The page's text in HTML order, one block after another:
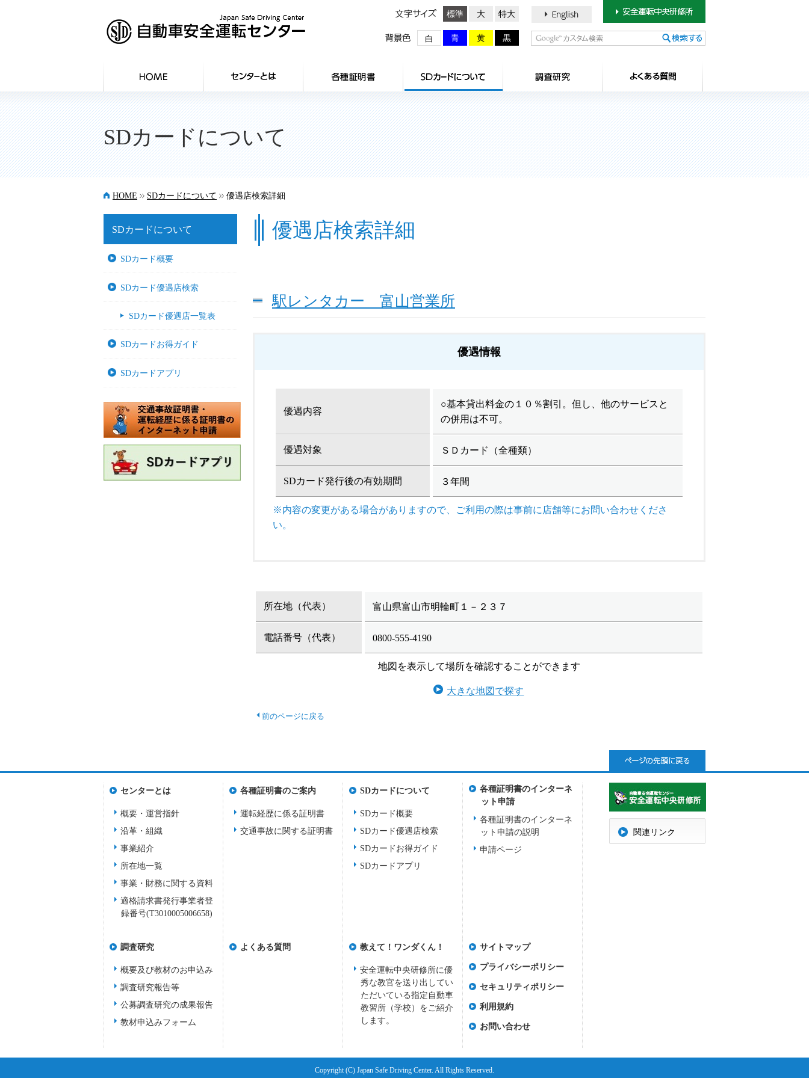
文字サイズ
標準 大 特大
背景色
白 青 黄 黒
SDカードについて
HOME >> SDカードについて >> 優遇店検索詳細
優遇店検索詳細
駅レンタカー 富山営業所
優遇情報
優遇内容
○基本貸出料金の１０％割引。但し、他のサービスと
の併用は不可。
優遇対象 ＳＤカード（全種類）
SDカード発行後の有効期間 ３年間
※内容の変更がある場合がありますので、ご利用の際は事前に店舗等にお問い合わせくださ
い。
所在地（代表） 富山県富山市明輪町１－２３７
電話番号（代表） 0800-555-4190
地図を表示して場所を確認することができます
大きな地図で探す
SDカードについて
SDカード概要
SDカード優遇店検索
SDカード優遇店一覧表
SDカードお得ガイド
SDカードアプリ
センターとは
概要・運営指針
沿革・組織
事業紹介
所在地一覧
事業・財務に関する資料
適格請求書発行事業者登
録番号(T3010005006658)
各種証明書のご案内
運転経歴に係る証明書
交通事故に関する証明書
SDカードについて
SDカード概要
SDカード優遇店検索
SDカードお得ガイド
SDカードアプリ
各種証明書のインターネ
ット申請
各種証明書のインターネ
ット申請の説明
申請ページ
調査研究
概要及び教材のお申込み
調査研究報告等
公募調査研究の成果報告
教材申込みフォーム
よくある質問 教えて！ワンダくん！
安全運転中央研修所に優
秀な教官を送り出してい
ただいている指定自動車
教習所（学校）をご紹介
します。
サイトマップ
プライバシーポリシー
セキュリティポリシー
利用規約
お問い合わせ
関連リンク
Copyright (C) Japan Safe Driving Center. All Rights Reserved.